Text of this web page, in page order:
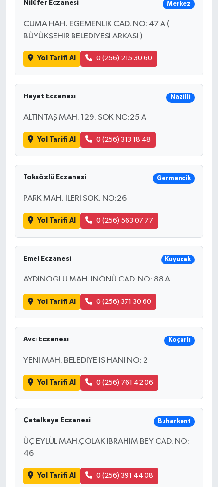
Nilüfer Eczanesi Merkez
CUMA HAH. EGEMENLIK CAD. NO: 47 A (
BÜYÜKŞEHİR BELEDİYESİ ARKASI )
Yol Tarifi Al 0 (256) 215 30 60
Hayat Eczanesi Nazilli
ALTINTAŞ MAH. 129. SOK NO:25 A
Yol Tarifi Al 0 (256) 313 18 48
Toksözlü Eczanesi Germencik
PARK MAH. İLERİ SOK. NO:26
Yol Tarifi Al 0 (256) 563 07 77
Emel Eczanesi Kuyucak
AYDINOGLU MAH. INÖNÜ CAD. NO: 88 A
Yol Tarifi Al 0 (256) 371 30 60
Avcı Eczanesi Koçarlı
YENI MAH. BELEDIYE IS HANI NO: 2
Yol Tarifi Al 0 (256) 761 42 06
Çatalkaya Eczanesi Buharkent
ÜÇ EYLÜL MAH.ÇOLAK IBRAHIM BEY CAD. NO:
46
Yol Tarifi Al 0 (256) 391 44 08